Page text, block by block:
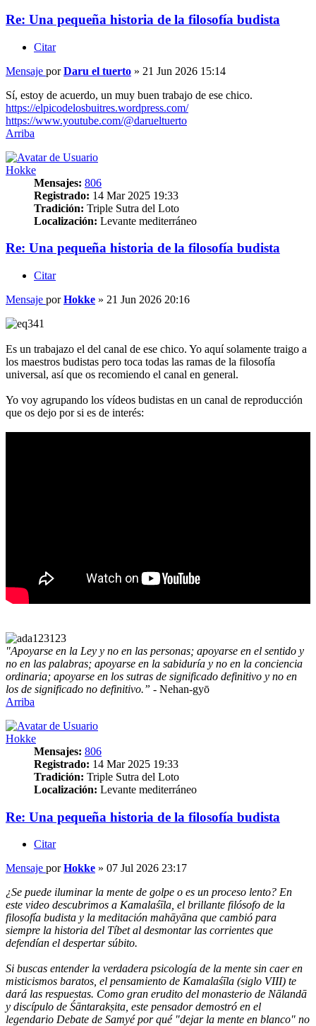
Re: Una pequeña historia de la filosofía budista
Citar
Mensaje porDaru el tuerto » 21 Jun 2026 15:14
Sí, estoy de acuerdo, un muy buen trabajo de ese chico.
https://elpicodelosbuitres.wordpress.com/
https://www.youtube.com/@darueltuerto
Arriba
Hokke
Mensajes: 806
Registrado: 14 Mar 2025 19:33
Tradición: Triple Sutra del Loto
Localización: Levante mediterráneo
Re: Una pequeña historia de la filosofía budista
Citar
Mensaje porHokke » 21 Jun 2026 20:16
Es un trabajazo el del canal de ese chico. Yo aquí solamente traigo a
los maestros budistas pero toca todas las ramas de la filosofía
universal, así que os recomiendo el canal en general.
Yo voy agrupando los vídeos budistas en un canal de reproducción
que os dejo por si es de interés:
"Apoyarse en la Ley y no en las personas; apoyarse en el sentido y
no en las palabras; apoyarse en la sabiduría y no en la conciencia
ordinaria; apoyarse en los sutras de significado definitivo y no en
los de significado no definitivo.” - Nehan-gyō
Arriba
Hokke
Mensajes: 806
Registrado: 14 Mar 2025 19:33
Tradición: Triple Sutra del Loto
Localización: Levante mediterráneo
Re: Una pequeña historia de la filosofía budista
Citar
Mensaje porHokke » 07 Jul 2026 23:17
¿Se puede iluminar la mente de golpe o es un proceso lento? En
este video descubrimos a Kamalaśīla, el brillante filósofo de la
filosofía budista y la meditación mahāyāna que cambió para
siempre la historia del Tíbet al desmontar las corrientes que
defendían el despertar súbito.
Si buscas entender la verdadera psicología de la mente sin caer en
misticismos baratos, el pensamiento de Kamalaśīla (siglo VIII) te
dará las respuestas. Como gran erudito del monasterio de Nālandā
y discípulo de Śāntarakṣita, este pensador demostró en el
legendario Debate de Samyé por qué "dejar la mente en blanco" no